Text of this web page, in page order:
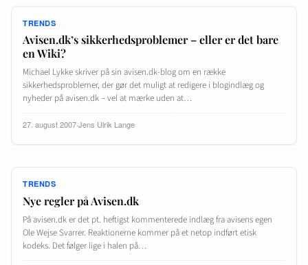
TRENDS
Avisen.dk’s sikkerhedsproblemer – eller er det bare
en Wiki?
Michael Lykke skriver på sin avisen.dk-blog om en række
sikkerhedsproblemer, der gør det muligt at redigere i blogindlæg og
nyheder på avisen.dk – vel at mærke uden at…
27. august 2007·Jens Ulrik Lange
TRENDS
Nye regler på Avisen.dk
På avisen.dk er det pt. heftigst kommenterede indlæg fra avisens egen
Ole Wejse Svarrer. Reaktionerne kommer på et netop indført etisk
kodeks. Det følger lige i halen på…